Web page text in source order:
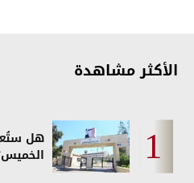
الأكثر مشاهدة
هل